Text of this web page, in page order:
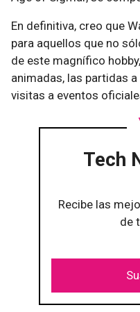
En definitiva, creo que
para aquellos que no
de este magnífico
animadas, las partidas
visitas a eventos
Tech
Recibe las
de